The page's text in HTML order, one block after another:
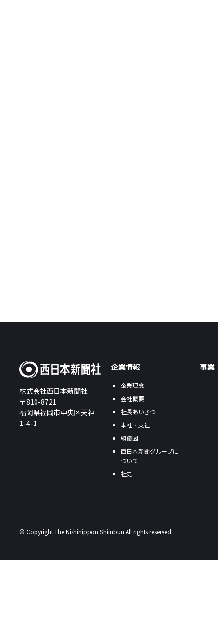
株式会社西日本新聞社
〒810-8721
福岡県福岡市中央区天神
1-4-1
企業情報
企業理念
会社概要
社長あいさつ
本社・支社
組織図
西日本新聞グループに
ついて
社史
事業
© Copyright The Nishinippon Shimbun.All rights reserved.